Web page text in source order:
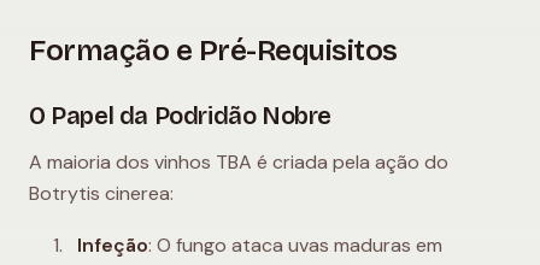
Formação e Pré-Requisitos
O Papel da Podridão Nobre
A maioria dos vinhos TBA é criada pela ação do
Botrytis cinerea:
Infeção: O fungo ataca uvas maduras em